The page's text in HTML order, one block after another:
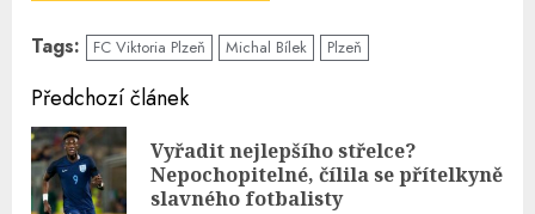
Tags: FC Viktoria Plzeň Michal Bílek Plzeň
Continue
Reading
Předchozí článek
Vyřadit nejlepšího střelce?
Nepochopitelné, čílila se přítelkyně
slavného fotbalisty